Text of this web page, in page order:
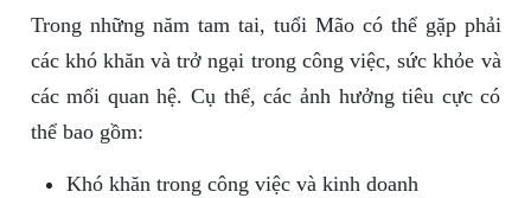
Trong những năm tam tai, tuổi Mão có thể gặp phải
các khó khăn và trở ngại trong công việc, sức khỏe và
các mối quan hệ. Cụ thể, các ảnh hưởng tiêu cực có
thể bao gồm:
Khó khăn trong công việc và kinh doanh